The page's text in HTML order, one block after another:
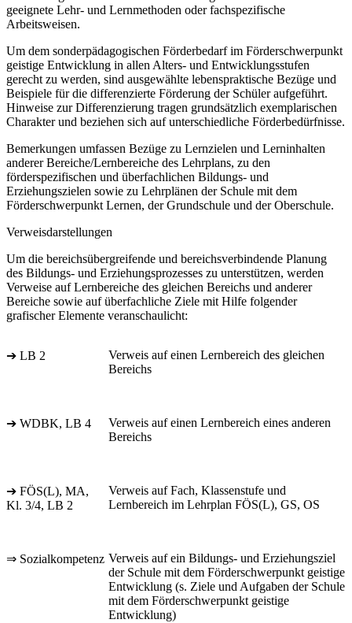
geeignete Lehr- und Lernmethoden oder fachspezifische
Arbeitsweisen.
Um dem sonderpädagogischen Förderbedarf im Förderschwerpunkt
geistige Entwicklung in allen Alters- und Entwicklungsstufen
gerecht zu werden, sind ausgewählte lebenspraktische Bezüge und
Beispiele für die differenzierte Förderung der Schüler aufgeführt.
Hinweise zur Differenzierung tragen grundsätzlich exemplarischen
Charakter und beziehen sich auf unterschiedliche Förderbedürfnisse.
Bemerkungen umfassen Bezüge zu Lernzielen und Lerninhalten
anderer Bereiche/Lernbereiche des Lehrplans, zu den
förderspezifischen und überfachlichen Bildungs- und
Erziehungszielen sowie zu Lehrplänen der Schule mit dem
Förderschwerpunkt Lernen, der Grundschule und der Oberschule.
Verweisdarstellungen
Um die bereichsübergreifende und bereichsverbindende Planung
des Bildungs- und Erziehungsprozesses zu unterstützen, werden
Verweise auf Lernbereiche des gleichen Bereichs und anderer
Bereiche sowie auf überfachliche Ziele mit Hilfe folgender
grafischer Elemente veranschaulicht:
➔ LB 2
Verweis auf einen Lernbereich des gleichen
Bereichs
➔ WDBK, LB 4
Verweis auf einen Lernbereich eines anderen
Bereichs
➔ FÖS(L), MA,
Kl. 3/4, LB 2
Verweis auf Fach, Klassenstufe und
Lernbereich im Lehrplan FÖS(L), GS, OS
⇒ Sozialkompetenz Verweis auf ein Bildungs- und Erziehungsziel
der Schule mit dem Förderschwerpunkt geistige
Entwicklung (s. Ziele und Aufgaben der Schule
mit dem Förderschwerpunkt geistige
Entwicklung)